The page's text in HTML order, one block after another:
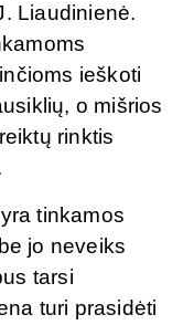
Liaudinienė.
ieškoti
o mišrios
rinktis
tinkamos
jo neveiks
tarsi
turi prasidėti